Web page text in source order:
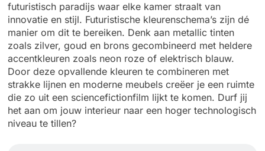
futuristisch paradijs waar elke kamer straalt van
innovatie en stijl. Futuristische kleurenschema’s zijn dé
manier om dit te bereiken. Denk aan metallic tinten
zoals zilver, goud en brons gecombineerd met heldere
accentkleuren zoals neon roze of elektrisch blauw.
Door deze opvallende kleuren te combineren met
strakke lijnen en moderne meubels creëer je een ruimte
die zo uit een sciencefictionfilm lijkt te komen. Durf jij
het aan om jouw interieur naar een hoger technologisch
niveau te tillen?